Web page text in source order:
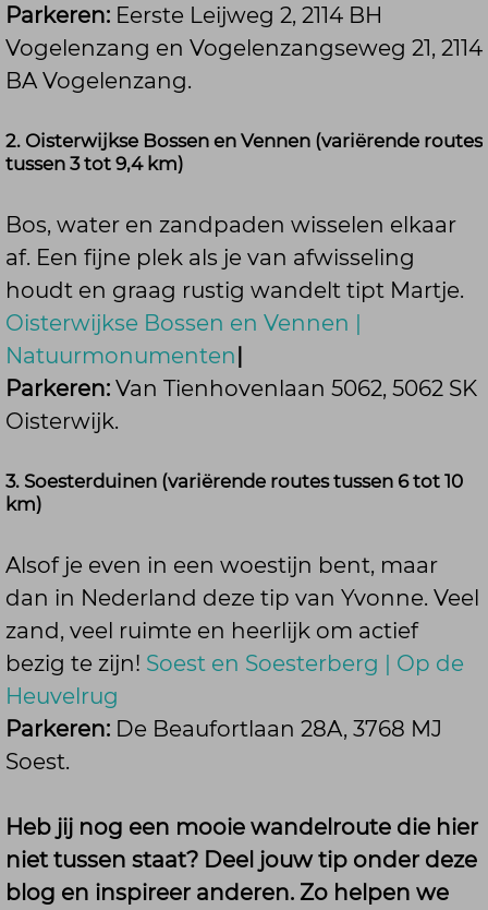
Parkeren: Eerste Leijweg 2, 2114 BH
Vogelenzang en Vogelenzangseweg 21, 2114
BA Vogelenzang.
2. Oisterwijkse Bossen en Vennen (variërende routes
tussen 3 tot 9,4 km)
Bos, water en zandpaden wisselen elkaar
af. Een fijne plek als je van afwisseling
houdt en graag rustig wandelt tipt Martje.
Oisterwijkse Bossen en Vennen |
Natuurmonumenten|
Parkeren: Van Tienhovenlaan 5062, 5062 SK
Oisterwijk.
3. Soesterduinen (variërende routes tussen 6 tot 10
km)
Alsof je even in een woestijn bent, maar
dan in Nederland deze tip van Yvonne. Veel
zand, veel ruimte en heerlijk om actief
bezig te zijn! Soest en Soesterberg | Op de
Heuvelrug
Parkeren: De Beaufortlaan 28A, 3768 MJ
Soest.
Heb jij nog een mooie wandelroute die hier
niet tussen staat? Deel jouw tip onder deze
blog en inspireer anderen. Zo helpen we